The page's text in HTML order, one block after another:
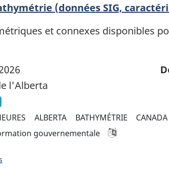
(données SIG,
et connexes disponibles
l'Alberta
ALBERTA BATHYMÉTRIE CANADA
gouvernementale